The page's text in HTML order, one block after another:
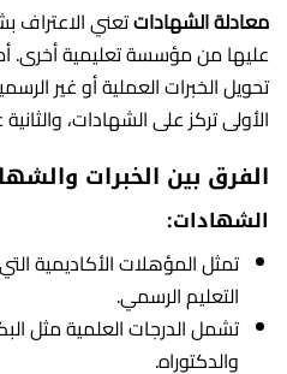
معادلة الشهاداتتعني الاعتراف
عليها من مؤسسة تعليمية أخرى.
تحويل الخبرات العملية أو غير
الأولى تركز على الشهادات،
الفرق بين الخبرات
الشهادات:
تمثل المؤهلات الأكاديمية
التعليم الرسمي.
تشمل الدرجات العلمية مثل
والدكتوراه.